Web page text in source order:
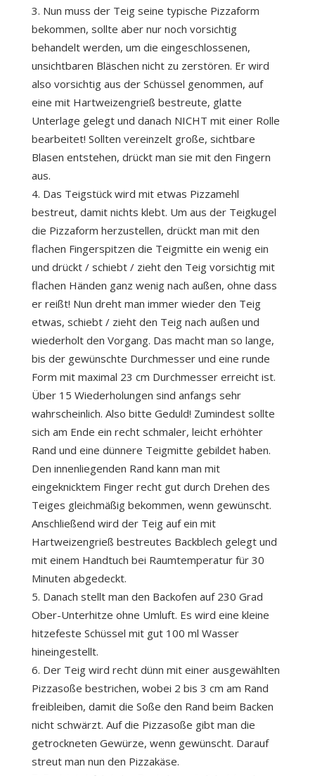
Nun muss der Teig seine typische Pizzaform
bekommen, sollte aber nur noch vorsichtig
behandelt werden, um die eingeschlossenen,
unsichtbaren Bläschen nicht zu zerstören. Er wird
also vorsichtig aus der Schüssel genommen, auf
eine mit Hartweizengrieß bestreute, glatte
Unterlage gelegt und danach NICHT mit einer Rolle
bearbeitet! Sollten vereinzelt große, sichtbare
Blasen entstehen, drückt man sie mit den Fingern
aus.
Das Teigstück wird mit etwas Pizzamehl
bestreut, damit nichts klebt. Um aus der Teigkugel
die Pizzaform herzustellen, drückt man mit den
flachen Fingerspitzen die Teigmitte ein wenig ein
und drückt / schiebt / zieht den Teig vorsichtig mit
flachen Händen ganz wenig nach außen, ohne dass
er reißt! Nun dreht man immer wieder den Teig
etwas, schiebt / zieht den Teig nach außen und
wiederholt den Vorgang. Das macht man so lange,
bis der gewünschte Durchmesser und eine runde
Form mit maximal 23 cm Durchmesser erreicht ist.
Über 15 Wiederholungen sind anfangs sehr
wahrscheinlich. Also bitte Geduld! Zumindest sollte
sich am Ende ein recht schmaler, leicht erhöhter
Rand und eine dünnere Teigmitte gebildet haben.
Den innenliegenden Rand kann man mit
eingeknicktem Finger recht gut durch Drehen des
Teiges gleichmäßig bekommen, wenn gewünscht.
Anschließend wird der Teig auf ein mit
Hartweizengrieß bestreutes Backblech gelegt und
mit einem Handtuch bei Raumtemperatur für 30
Minuten abgedeckt.
Danach stellt man den Backofen auf 230 Grad
Ober-Unterhitze ohne Umluft. Es wird eine kleine
hitzefeste Schüssel mit gut 100 ml Wasser
hineingestellt.
Der Teig wird recht dünn mit einer ausgewählten
Pizzasoße bestrichen, wobei 2 bis 3 cm am Rand
freibleiben, damit die Soße den Rand beim Backen
nicht schwärzt. Auf die Pizzasoße gibt man die
getrockneten Gewürze, wenn gewünscht. Darauf
streut man nun den Pizzakäse.